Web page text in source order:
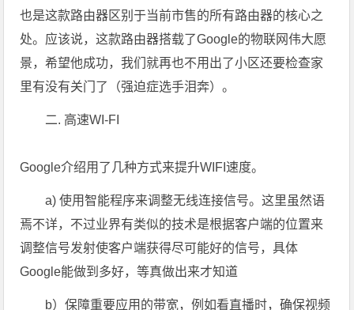
也是这款路由器区别于当前市售的所有路由器的核心之
处。应该说，这款路由器搭载了Google的物联网伟大愿
景，希望他成功，我们就再也不用出了小区还要检查家
里有没有关门了（强迫症选手泪奔）。
二. 高速WI-FI
Google介绍用了几种方式来提升WIFI速度。
a) 使用智能程序来调整无线连接信号。这里虽然语
焉不详，不过业界有类似的技术是根据客户端的位置来
调整信号发射使客户端获得尽可能好的信号，具体
Google能做到多好，等真做出来才知道
b）保障重要应用的带宽，例如看直播时，确保视频